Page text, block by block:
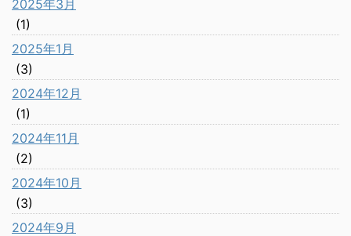
2025年3月
(1)
2025年1月
(3)
2024年12月
(1)
2024年11月
(2)
2024年10月
(3)
2024年9月